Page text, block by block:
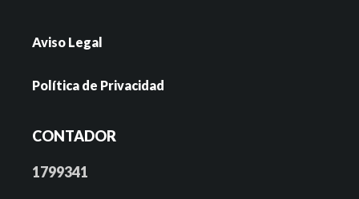
Aviso Legal
Política de Privacidad
CONTADOR
1799341